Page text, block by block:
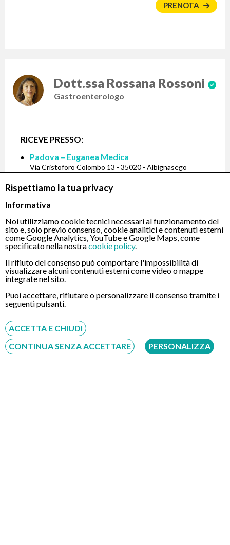
Rispettiamo la tua privacy
Informativa
Noi utilizziamo cookie tecnici necessari al funzionamento del
sito e, solo previo consenso, cookie analitici e contenuti esterni
come Google Analytics, YouTube e Google Maps, come
specificato nella nostracookie policy.
Il rifiuto del consenso può comportare l'impossibilità di
visualizzare alcuni contenuti esterni come video o mappe
integrate nel sito.
Puoi accettare, rifiutare o personalizzare il consenso tramite i
seguenti pulsanti.
ACCETTA E CHIUDI
CONTINUA SENZA ACCETTARE
PERSONALIZZA
PRENOTA
Dott.ssa Rossana Rossoni
Gastroenterologo
RICEVE PRESSO:
Padova – Euganea Medica
Via Cristoforo Colombo 13 - 35020 - Albignasego
mappa è necessario
accettare i cookie.
Modifica preferenze
PRENOTA
Prof. Lino Polese
Gastroenterologo